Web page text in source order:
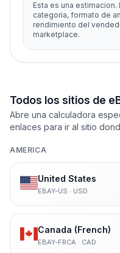
Esta es una
categoria, formato de
rendimiento del
marketplace.
Todos los sitios de
Abre una calculadora
enlaces para ir al sitio
AMERICA
United States
EBAY-US · USD
Canada (French)
EBAY-FRCA · CAD